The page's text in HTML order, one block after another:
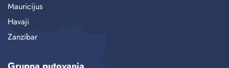
Mauricijus
Havaji
Zanzibar